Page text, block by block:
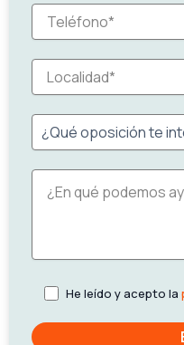
He leído y acepto la